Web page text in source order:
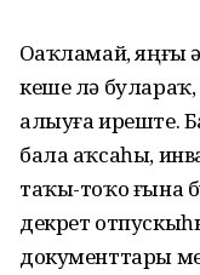
Оҙаҡламай, яңғыҙ
кеше лә
алыуға иреште.
бала аҡсаһы,
таҡы-тоҡо ғына
декрет
документтары